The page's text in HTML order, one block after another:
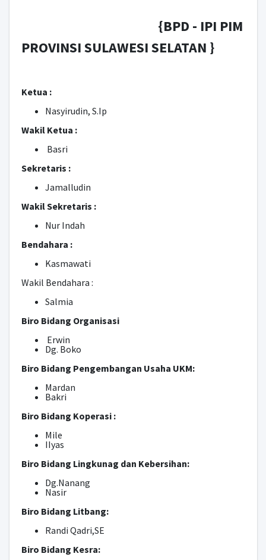
{BPD - IPI PIM
PROVINSI SULAWESI SELATAN }
Ketua :
Nasyirudin, S.Ip
Wakil Ketua :
Basri
Sekretaris :
Jamalludin
Wakil Sekretaris :
Nur Indah
Bendahara :
Kasmawati
Wakil Bendahara :
Salmia
Biro Bidang Organisasi
Erwin
Dg. Boko
Biro Bidang Pengembangan Usaha UKM:
Mardan
Bakri
Biro Bidang Koperasi :
Mile
IIyas
Biro Bidang Lingkunag dan Kebersihan:
Dg.Nanang
Nasir
Biro Bidang Litbang:
Randi Qadri,SE
Biro Bidang Kesra: